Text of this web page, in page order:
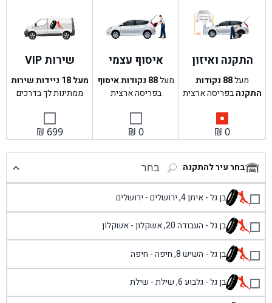
התקנה ואיזון
מעל88 נקודות
התקנהבפריסה ארצית
₪ 0
איסוף עצמי
מעל88 נקודות איסוף
בפריסה ארצית
₪ 0
שירות VIP
מעל 18 ניידות שירות
ממתינות לך בדרכים
₪ 699
בחר עיר להתקנה בחר
בן גל - איתן 4, ירושלים - ירושלים
בן גל - העבודה 20, אשקלון - אשקלון
בן גל - השיש 8, חיפה - חיפה
בן גל - גלבוע 6, שילת - שילת